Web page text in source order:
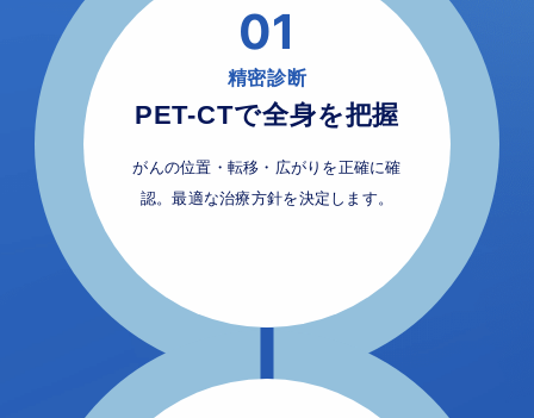
01
精密診断
PET-CTで全身を把握
がんの位置・転移・広がりを正確に確
認。最適な治療方針を決定します。